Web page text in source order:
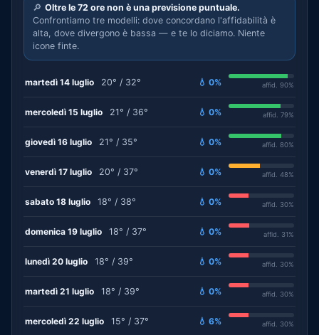
🔎 Oltre le 72 ore non è una previsione puntuale.
Confrontiamo tre modelli: dove concordano l'affidabilità è
alta, dove divergono è bassa — e te lo diciamo. Niente
icone finte.
martedì 14 luglio 20° / 32° 💧 0% affid. 90%
mercoledì 15 luglio 21° / 36° 💧 0% affid. 79%
giovedì 16 luglio 21° / 35° 💧 0% affid. 80%
venerdì 17 luglio 20° / 37° 💧 0% affid. 48%
sabato 18 luglio 18° / 38° 💧 0% affid. 30%
domenica 19 luglio 18° / 37° 💧 0% affid. 31%
lunedì 20 luglio 18° / 39° 💧 0% affid. 30%
martedì 21 luglio 18° / 39° 💧 0% affid. 30%
mercoledì 22 luglio 15° / 37° 💧 6% affid. 30%